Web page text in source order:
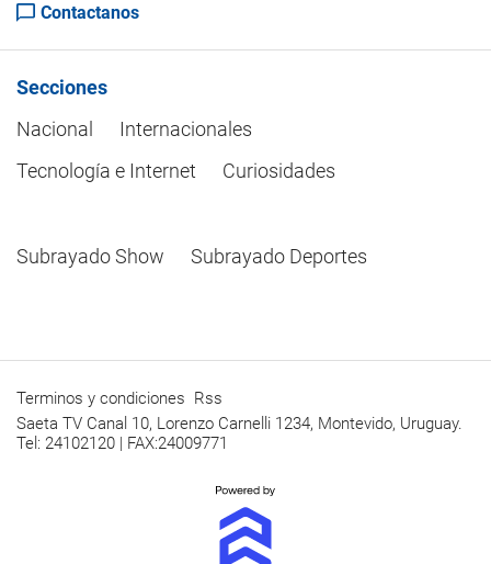
Contactanos
Secciones
Nacional
Internacionales
Tecnología e Internet
Curiosidades
Subrayado Show Subrayado Deportes
Terminos y condiciones Rss
Saeta TV Canal 10, Lorenzo Carnelli 1234, Montevido, Uruguay.
Tel: 24102120 | FAX:24009771